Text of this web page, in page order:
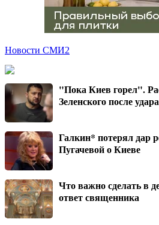
Новости СМИ2
"Пока Киев горел".
Зеленского после
Галкин* потерял дар
Пугачевой о Киеве
Что важно сделать в
ответ священника